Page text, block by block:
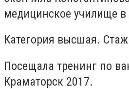
медицинское училище в
Категория высшая.
Посещала тренинг по
Краматорск 2017.